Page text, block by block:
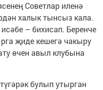
Советлар иленә
халык тынсыз кала.
– бихисап. Беренче
җиде кешегә чакыру
өчен авыл клубына
булып утырган